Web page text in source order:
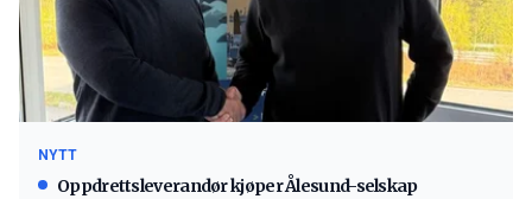
NYTT
Oppdrettsleverandør kjøper Ålesund-selskap